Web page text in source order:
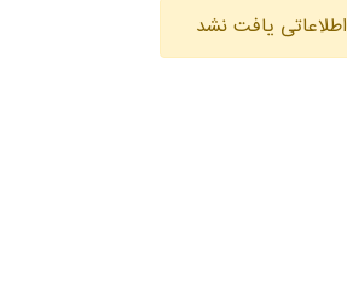
اطلاعاتی یافت نشد